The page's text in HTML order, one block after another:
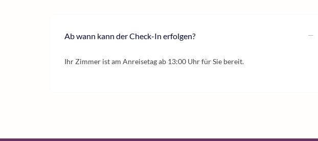
Ab wann kann der Check-In erfolgen?
Ihr Zimmer ist am Anreisetag ab 13:00 Uhr für Sie bereit.